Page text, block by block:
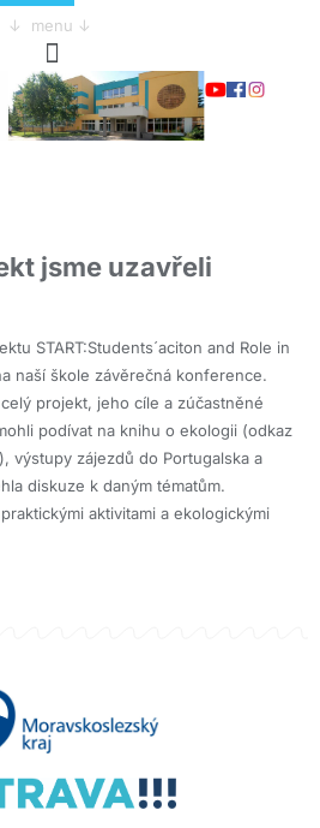
↓ menu ↓
jsme uzavřeli
START:Students´aciton and Role in
naší škole závěrečná konference.
projekt, jeho cíle a zúčastněné
podívat na knihu o ekologii (odkaz
výstupy zájezdů do Portugalska a
diskuze k daným tématům.
aktivitami a ekologickými